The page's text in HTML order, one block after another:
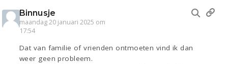
Binnusje
maandag 20 januari 2025 om
17:54
Dat van familie of vrienden ontmoeten vind ik dan
weer geen probleem.